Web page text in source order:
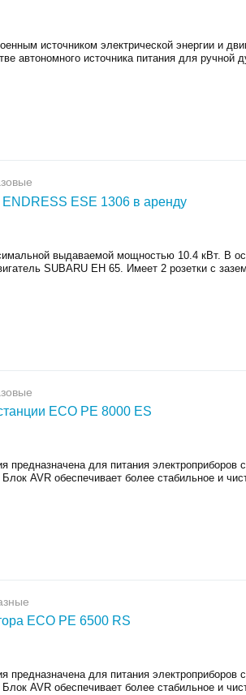
источником электрической энергии и
автономного источника питания для ручной
ESE 1306 в аренду
выдаваемой мощностью 10.4 кВт. В
SUBARU EH 65. Имеет 2 розетки с
ECO PE 8000 ES
предназначена для питания
AVR обеспечивает более стабильное и
ECO PE 6500 RS
предназначена для питания
AVR обеспечивает более стабильное и